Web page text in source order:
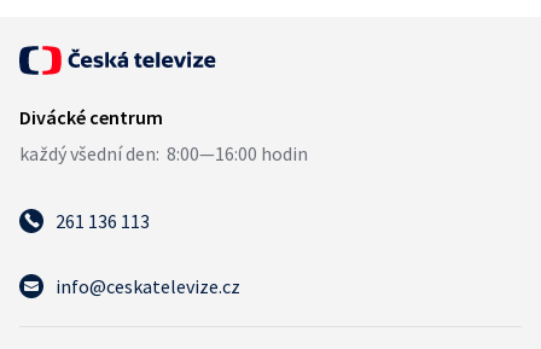
261 136 113
info@ceskatelevize.cz